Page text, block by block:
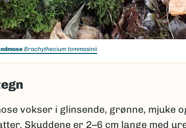
Brachythecium tommasinii
vokser i glinsende, grønne, mjuke
Skuddene er 2–6 cm lange med